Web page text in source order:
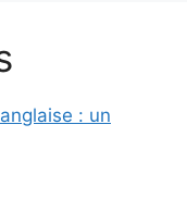
: un